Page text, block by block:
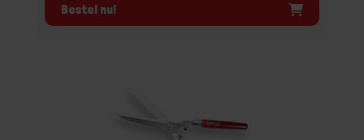
Bestel nu!